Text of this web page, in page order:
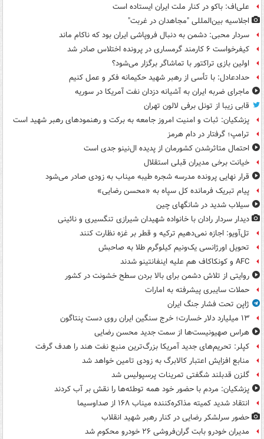
علی‌اف: باکو در کنار ملت ایران ایستاده است
اجلاسیه بین‌المللی "مجاهدان در غربت"
سردار محبی: دشمن به دنبال فروپاشی ایران بود که ناکام ماند
کیفرخواست ۶ کارمند گرمساری در پرونده اختلاس صادر شد
اولین بازی تراکتور با تماشاگر برگزار می‌شود؟
حدادعادل: با تأسی از رهبر شهید حکیمانه فکر و عمل کنیم
ماجرای ضربه ایران به آشیانه دزدان نفت آمریکا در سوریه
قابی زیبا از تونل برفی لالون تهران
پزشکیان: ثبات و امنیت امروز جامعه به برکت و رهنمودهای رهبر شهید است
ترامپ؛ گرفتار در دام هرمز
احتمال متاثرشدن کشورمان از پدیده ال‌نینو جدی است
خیانت برخی مدیران قبلی استقلال
قرار نهایی پرونده مدرسه شجره طیبه میناب به زودی صادر می‌شود
پیام تبریک فرمانده کل سپاه به «محسن رضایی»
سیلاب شدید در شانگهای چین
دیدار سردار رادان با خانواده‌ شهیدان شیرازی تنگسیری و نائینی
تل‌آویو: اجازه نمی‌دهیم ترکیه و قطر بر غزه نظارت کنند
تحویل اورژانسی یک‌ونیم کیلوگرم طلا به صاحبش
AFC و کونکاکاف هم علیه اینفانتینو شدند
روایتی از تلاش دشمن برای بالا بردن سطح خشونت در کشور
حملات سایبری پیشرفته به امارات
ژاپن تحت فشار جنگ ایران
۱۳ میلیارد دلار خسارت؛ خرج سنگین ایران روی دست پنتاگون
هراس صهیونیست‌ها از سمت جدید محسن رضایی
کپلر: تحریم‌های جدید آمریکا بزرگ‌ترین منبع نفت هند را هدف گرفت
منابع افزایش اعتبار کالابرگ به زودی تامین خواهد شد
گلزن قدبلند شگفتی تمرینات پرسپولیس شد
پزشکیان: مردم با حضور خود همه توطئه‌ها را نقش بر آب کردند
انتقاد شدید کمیته مذاکره‌کننده میناب ۱۶۸ از صداوسیما
حضور سرلشکر رضایی در کنار رهبر شهید انقلاب
مدیران خودرو بابت گران‌فروشی ۲۶ خودرو محکوم شد